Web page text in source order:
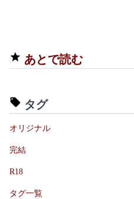
あとで読む
タグ
オリジナル
完結
R18
タグ一覧